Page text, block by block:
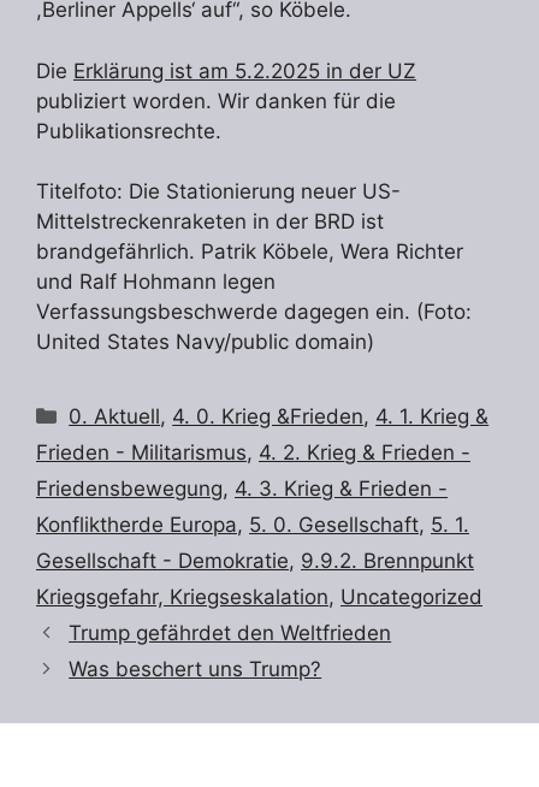
,Berliner Appells‘ auf“, so Köbele.
Die Erklärung ist am 5.2.2025 in der UZ
publiziert worden. Wir danken für die
Publikationsrechte.
Titelfoto: Die Stationierung neuer US-
Mittelstreckenraketen in der BRD ist
brandgefährlich. Patrik Köbele, Wera Richter
und Ralf Hohmann legen
Verfassungsbeschwerde dagegen ein. (Foto:
United States Navy/public domain)
Kategorien
0. Aktuell, 4. 0. Krieg &Frieden, 4. 1. Krieg &
Frieden - Militarismus, 4. 2. Krieg & Frieden -
Friedensbewegung, 4. 3. Krieg & Frieden -
Konfliktherde Europa, 5. 0. Gesellschaft, 5. 1.
Gesellschaft - Demokratie, 9.9.2. Brennpunkt
Kriegsgefahr, Kriegseskalation, Uncategorized
Trump gefährdet den Weltfrieden
Was beschert uns Trump?